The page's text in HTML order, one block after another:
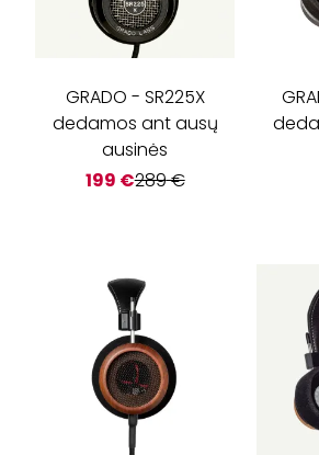
GRADO - SR225X
dedamos ant ausų
ausinės
199 €289€